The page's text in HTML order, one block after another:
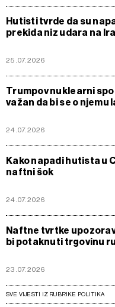
Hutisti tvrde da su
prekida niz udara na
25.07.2026
Trumpov nuklearni
važan da bi se o njemu
24.07.2026
Kako napadi hutista u
naftni šok
24.07.2026
Naftne tvrtke
bi potaknuti trgovinu
23.07.2026
SVE VIJESTI IZ RUBRIKE POLITIKA